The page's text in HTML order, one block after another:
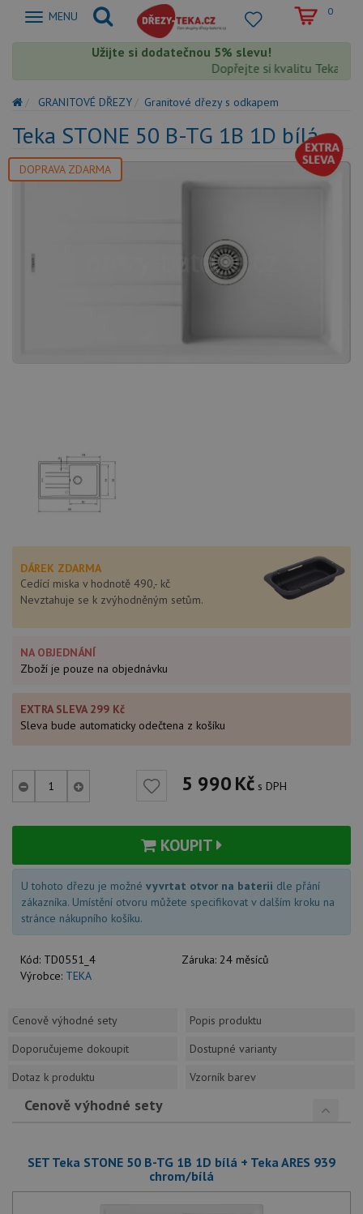
Zobrazit
MENU 0
Užijte si dodatečnou 5% slevu!
Dopřejte si kvalitu Teka s
GRANITOVÉ DŘEZY Granitové dřezy s odkapem
Teka STONE 50 B-TG 1B 1D bílá
DOPRAVA ZDARMA
DÁREK ZDARMA
Cedící miska v hodnotě 490,- kč
Nevztahuje se k zvýhodněným setům.
NA OBJEDNÁNÍ
Zboží je pouze na objednávku
EXTRA SLEVA 299 Kč
Sleva bude automaticky odečtena z košíku
5 990Kč s DPH
KOUPIT
U tohoto dřezu je možné vyvrtat otvor na baterii dle přání
zákazníka. Umístění otvoru můžete specifikovat v dalším kroku na
stránce nákupního košíku.
Kód: TD0551_4 Záruka: 24 měsíců
Výrobce: TEKA
Cenově výhodné sety
Popis produktu
Doporučujeme dokoupit
Dostupné varianty
Dotaz k produktu
Vzorník barev
Cenově výhodné sety
SET Teka STONE 50 B-TG 1B 1D bílá + Teka ARES 939
chrom/bílá